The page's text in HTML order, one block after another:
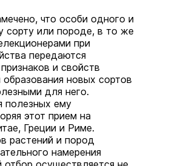
что особи одного и
сорту или породе, в то же
при
передаются
и свойств
новых сортов
для него.
полезных ему
этот прием на
Греции и Риме.
растений и пород
намерения